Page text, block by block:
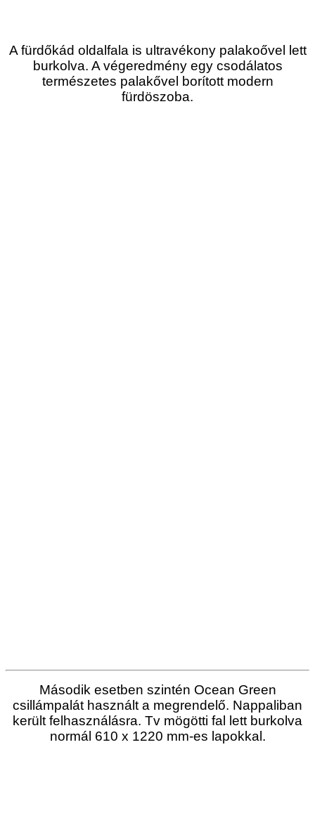
A fürdőkád oldalfala is ultravékony palakoővel lett
burkolva. A végeredmény egy csodálatos
természetes palakővel borított modern
fürdöszoba.
Második esetben szintén Ocean Green
csillámpalát használt a megrendelő. Nappaliban
került felhasználásra. Tv mögötti fal lett burkolva
normál 610 x 1220 mm-es lapokkal.